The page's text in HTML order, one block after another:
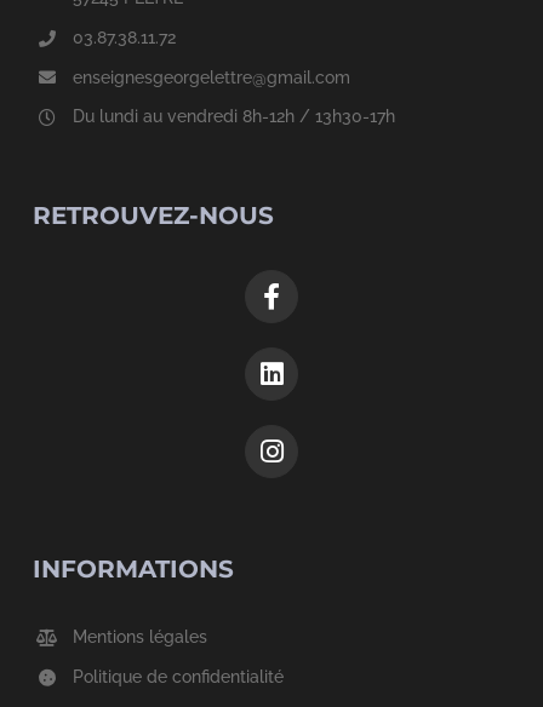
03.87.38.11.72
enseignesgeorgelettre@gmail.com
Du lundi au vendredi 8h-12h / 13h30-17h
RETROUVEZ-NOUS
INFORMATIONS
Mentions légales
Politique de confidentialité